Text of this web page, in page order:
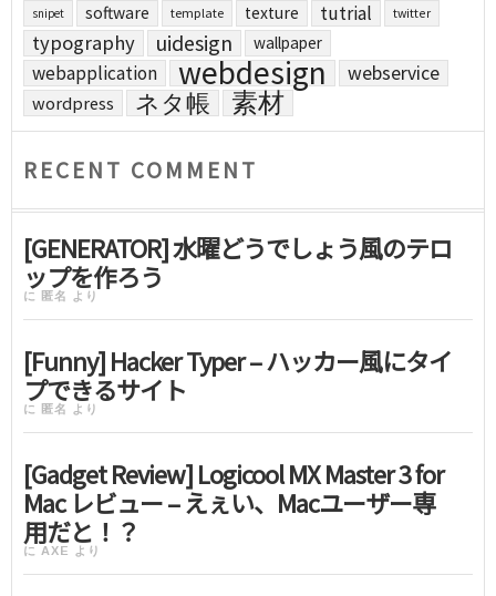
snipet software template texture tutrial twitter
typography uidesign wallpaper
webapplication webdesign webservice
wordpress ネタ帳 素材
RECENT COMMENT
[GENERATOR] 水曜どうでしょう風のテロ
ップを作ろう
に 匿名 より
[Funny] Hacker Typer – ハッカー風にタイ
プできるサイト
に 匿名 より
[Gadget Review] Logicool MX Master 3 for
Mac レビュー – えぇい、Macユーザー専
用だと！？
に AXE より